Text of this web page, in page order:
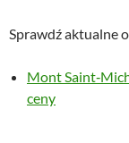
Sprawdź aktualne
Mont
ceny